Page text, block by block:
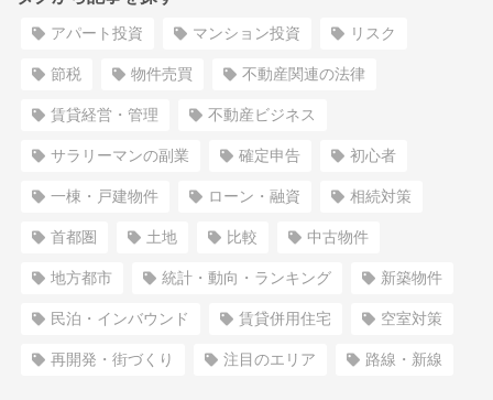
アパート投資 マンション投資 リスク
節税 物件売買 不動産関連の法律
賃貸経営・管理 不動産ビジネス
サラリーマンの副業 確定申告 初心者
一棟・戸建物件 ローン・融資 相続対策
首都圏 土地 比較 中古物件
地方都市 統計・動向・ランキング 新築物件
民泊・インバウンド 賃貸併用住宅 空室対策
再開発・街づくり 注目のエリア 路線・新線